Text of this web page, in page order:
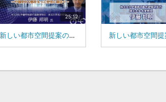
25:12
新しい都市空間提案の方法②－千葉市中心部をもっと安全に面白く－：東北大学 名誉教授、株式会社伊藤邦明都市建築研究所 代表取締役：伊藤 邦明